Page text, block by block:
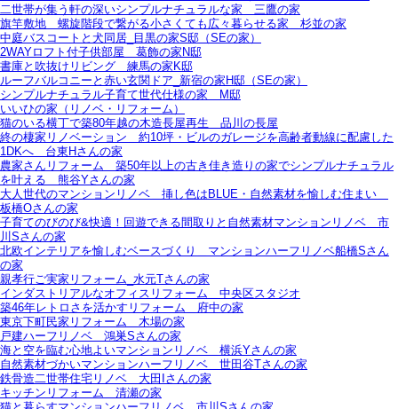
二世帯が集う軒の深いシンプルナチュラルな家＿三鷹の家
旗竿敷地＿螺旋階段で繋がる小さくても広々暮らせる家＿杉並の家
中庭バスコートと犬同居_目黒の家S邸（SEの家）
2WAYロフト付子供部屋＿葛飾の家N邸
書庫と吹抜けリビング 練馬の家K邸
ルーフバルコニーと赤い玄関ドア_新宿の家H邸（SEの家）
シンプルナチュラル子育て世代仕様の家 M邸
いいひの家（リノベ・リフォーム）
猫のいる横丁で築80年越の木造長屋再生＿品川の長屋
終の棲家リノベーション＿約10坪・ビルのガレージを高齢者動線に配慮した
1DKへ＿台東Hさんの家
農家さんリフォーム＿築50年以上の古き佳き造りの家でシンプルナチュラル
を叶える＿熊谷Yさんの家
大人世代のマンションリノベ＿挿し色はBLUE・自然素材を愉しむ住まい＿
板橋Oさんの家
子育てのびのび&快適！回遊できる間取りと自然素材マンションリノベ＿市
川Sさんの家
北欧インテリアを愉しむベースづくり＿マンションハーフリノベ船橋Sさん
の家
親孝行ご実家リフォーム_水元Tさんの家
インダストリアルなオフィスリフォーム＿中央区スタジオ
築46年レトロさを活かすリフォーム＿府中の家
東京下町民家リフォーム＿木場の家
戸建ハーフリノベ＿鴻巣Sさんの家
海と空を臨む心地よいマンションリノベ＿横浜Yさんの家
自然素材づかいマンションハーフリノベ＿世田谷Tさんの家
鉄骨造二世帯住宅リノベ＿大田Iさんの家
キッチンリフォーム＿清瀬の家